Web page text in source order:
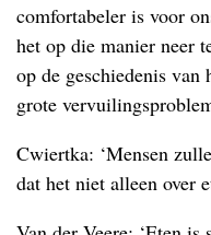
comfortabeler is voor
het op die manier neer
op de geschiedenis
grote
Cwiertka: ‘Mensen
dat het niet alleen over